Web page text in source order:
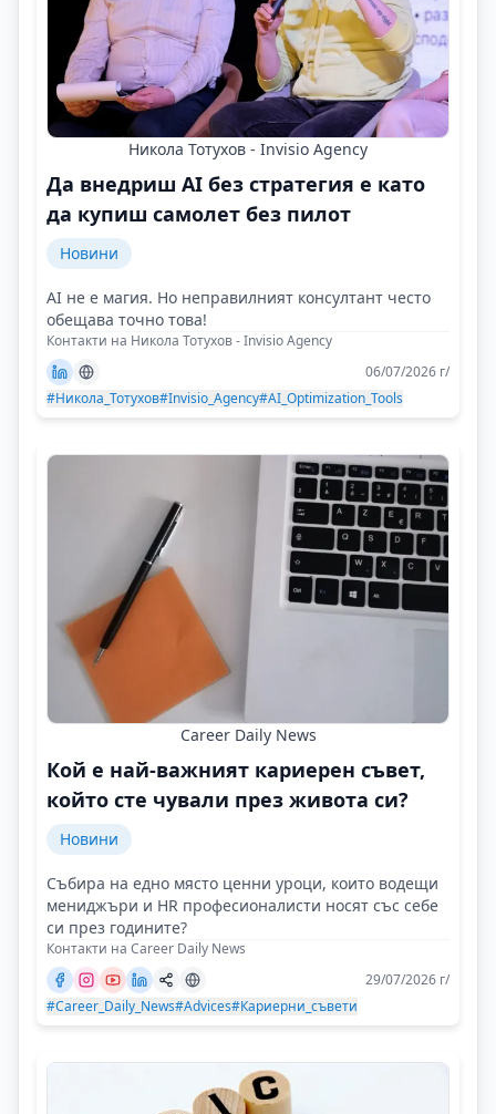
Никола Тотухов - Invisio Agency
Да внедриш AI без стратегия е като
да купиш самолет без пилот
Новини
AI не е магия. Но неправилният консултант често
обещава точно това!
Контакти на Никола Тотухов - Invisio Agency
06/07/2026 г/
#Никола_Тотухов#Invisio_Agency#AI_Optimization_Tools
Career Daily News
Кой е най-важният кариерен съвет,
който сте чували през живота си?
Новини
Събира на едно място ценни уроци, които водещи
мениджъри и HR професионалисти носят със себе
си през годините?
Контакти на Career Daily News
29/07/2026 г/
#Career_Daily_News#Advices#Кариерни_съвети